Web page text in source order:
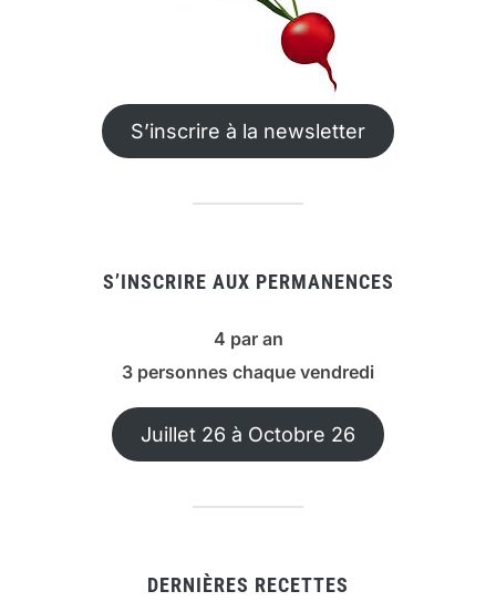
S’inscrire à la newsletter
S’INSCRIRE AUX PERMANENCES
4 par an
3 personnes chaque vendredi
Juillet 26 à Octobre 26
DERNIÈRES RECETTES